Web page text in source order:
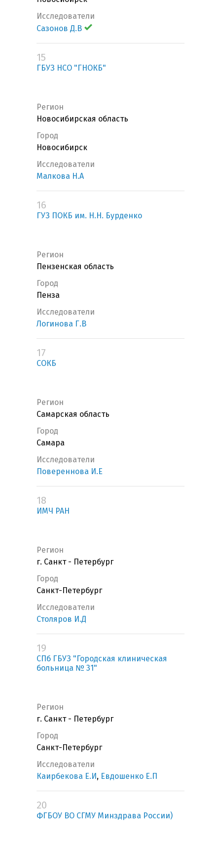
Исследователи
Сазонов Д.В
15
ГБУЗ НСО "ГНОКБ"
Регион
Новосибирская область
Город
Новосибирск
Исследователи
Малкова Н.А
16
ГУЗ ПОКБ им. Н.Н. Бурденко
Регион
Пензенская область
Город
Пенза
Исследователи
Логинова Г.В
17
СОКБ
Регион
Самарская область
Город
Самара
Исследователи
Повереннова И.Е
18
ИМЧ РАН
Регион
г. Санкт - Петербург
Город
Санкт-Петербург
Исследователи
Столяров И.Д
19
СПб ГБУЗ "Городская клиническая
больница № 31"
Регион
г. Санкт - Петербург
Город
Санкт-Петербург
Исследователи
Каирбекова Е.И, Евдошенко Е.П
20
ФГБОУ ВО СГМУ Минздрава России)